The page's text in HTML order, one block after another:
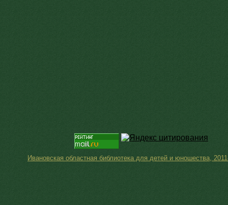
Ивановская областная библиотека для детей и юношества,